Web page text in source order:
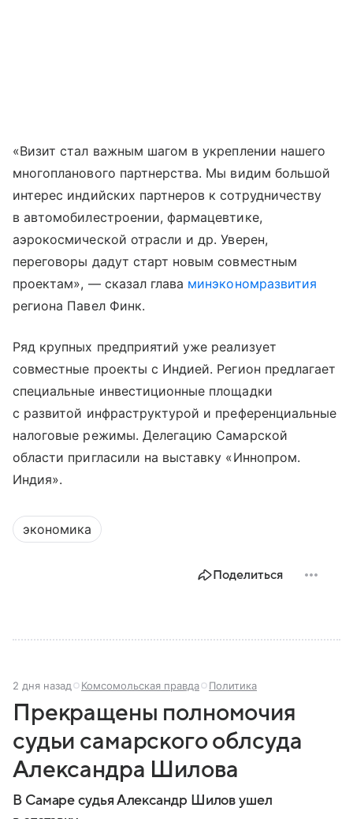
«Визит стал важным шагом в укреплении нашего
многопланового партнерства. Мы видим большой
интерес индийских партнеров к сотрудничеству
в автомобилестроении, фармацевтике,
аэрокосмической отрасли и др. Уверен,
переговоры дадут старт новым совместным
проектам», — сказал глава минэкономразвития
региона Павел Финк.
Ряд крупных предприятий уже реализует
совместные проекты с Индией. Регион предлагает
специальные инвестиционные площадки
с развитой инфраструктурой и преференциальные
налоговые режимы. Делегацию Самарской
области пригласили на выставку «Иннопром.
Индия».
экономика
Поделиться
2 дня назад Комсомольская правда Политика
Прекращены полномочия
судьи самарского облсуда
Александра Шилова
В Самаре судья Александр Шилов ушел